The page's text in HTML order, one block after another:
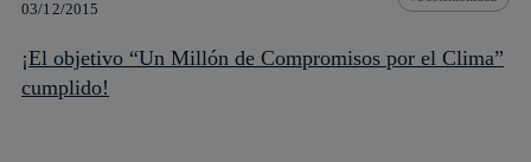
03/12/2015
¡El objetivo “Un Millón de Compromisos por el Clima”
cumplido!